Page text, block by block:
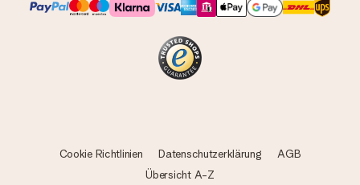
Cookie Richtlinien Datenschutzerklärung
AGB
Übersicht A-Z